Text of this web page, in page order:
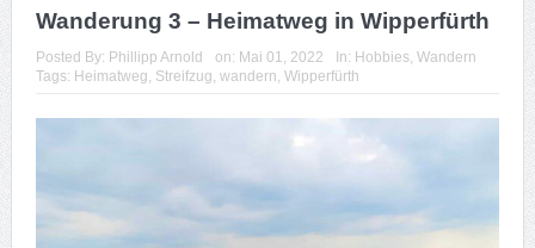
Wanderung 3 – Heimatweg in Wipperfürth
Posted By: Phillipp Arnold on: Mai 01, 2022 In: Hobbies, Wandern
Tags: Heimatweg, Streifzug, wandern, Wipperfürth